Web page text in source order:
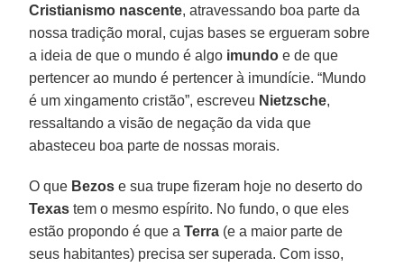
Cristianismo nascente, atravessando boa parte da
nossa tradição moral, cujas bases se ergueram sobre
a ideia de que o mundo é algo imundo e de que
pertencer ao mundo é pertencer à imundície. “Mundo
é um xingamento cristão”, escreveu Nietzsche,
ressaltando a visão de negação da vida que
abasteceu boa parte de nossas morais.
O que Bezos e sua trupe fizeram hoje no deserto do
Texas tem o mesmo espírito. No fundo, o que eles
estão propondo é que aTerra (e a maior parte de
seus habitantes) precisa ser superada. Com isso,